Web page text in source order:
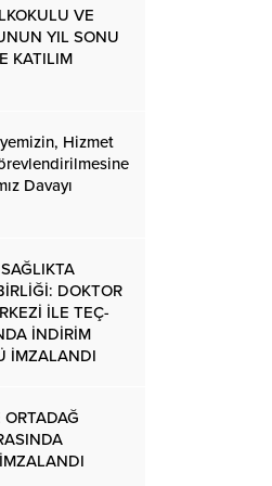
VE
YIL SONU
KATILIM
Hizmet
Davayı
DOKTOR
İLE TEÇ-
İNDİRİM
İMZALANDI